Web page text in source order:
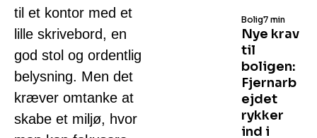
til et kontor med et
lille skrivebord, en
god stol og ordentlig
belysning. Men det
kræver omtanke at
skabe et miljø, hvor
Nye krav
til
boligen:
Fjernarb
ejdet
rykker
ind i
Bolig7 min